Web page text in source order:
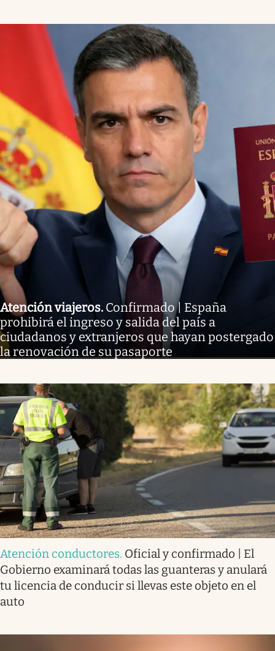
Atención viajeros. Confirmado | España
prohibirá el ingreso y salida del país a
ciudadanos y extranjeros que hayan postergado
la renovación de su pasaporte
Atención conductores. Oficial y confirmado | El
Gobierno examinará todas las guanteras y anulará
tu licencia de conducir si llevas este objeto en el
auto